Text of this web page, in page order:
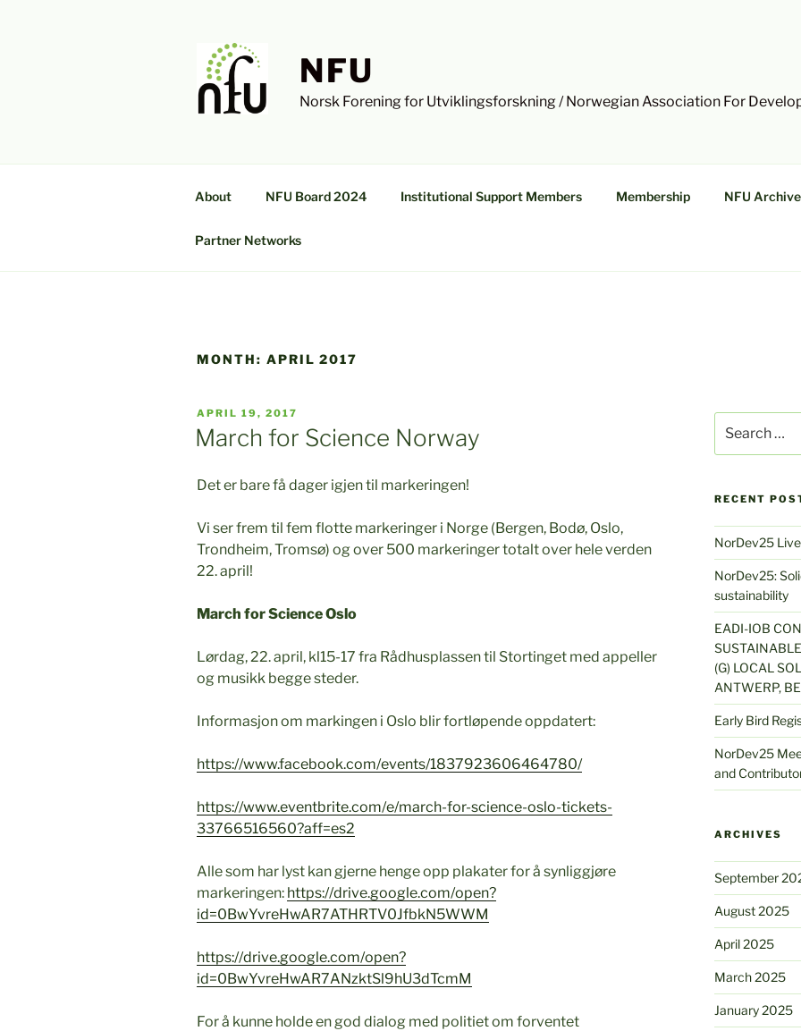
NFU
Norsk Forening for Utviklingsforskning / Norwegian Association For
About NFU Board 2024 Institutional Support Members Membership NFU
Partner Networks
MONTH: APRIL 2017
POSTED
ON
APRIL 19, 2017
March for Science Norway
Det er bare få dager igjen til markeringen!
Vi ser frem til fem flotte markeringer i Norge (Bergen, Bodø, Oslo,
Trondheim, Tromsø) og over 500 markeringer totalt over hele verden
22. april!
March for Science Oslo
Lørdag, 22. april, kl15-17 fra Rådhusplassen til Stortinget med appeller
og musikk begge steder.
Informasjon om markingen i Oslo blir fortløpende oppdatert:
https://www.facebook.com/events/1837923606464780/
https://www.eventbrite.com/e/march-for-science-oslo-tickets-
33766516560?aff=es2
Alle som har lyst kan gjerne henge opp plakater for å synliggjøre
markeringen: https://drive.google.com/open?
id=0BwYvreHwAR7ATHRTV0JfbkN5WWM
https://drive.google.com/open?
id=0BwYvreHwAR7ANzktSl9hU3dTcmM
For å kunne holde en god dialog med politiet om forventet
for:
RECENT
NorDev25
NorDev25:
sustainability
EADI-IOB
(G) LOCAL
ANTWERP,
Early Bird
NorDev25
and
ARCHIVES
September
August 2025
April 2025
March 2025
January 2025